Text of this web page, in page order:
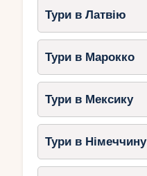
Тури в Латвію
Тури в Марокко
Тури в Мексику
Тури в Німеччину